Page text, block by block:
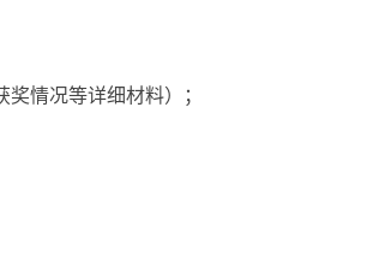
情况等详细材料）；